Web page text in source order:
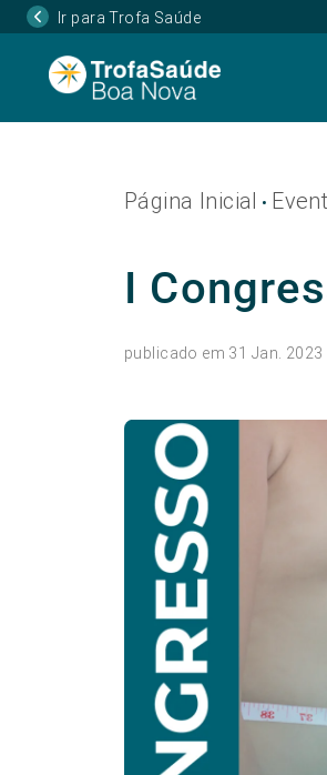
Ir para Trofa Saúde
Página Inicial •
I
publicado em 31 Jan. 2023